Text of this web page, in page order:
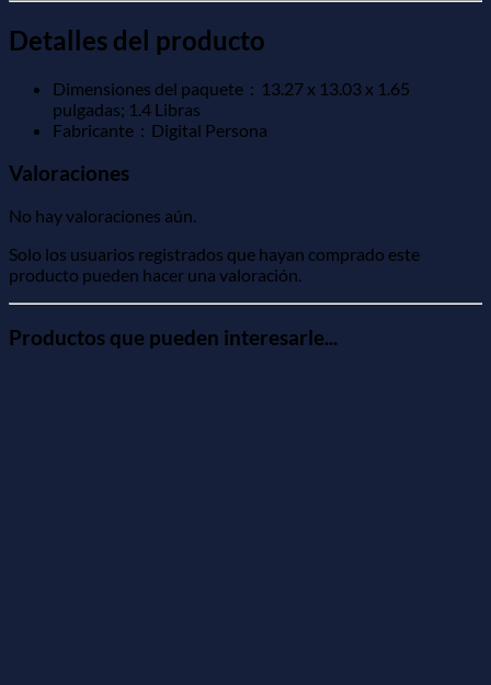
Detalles del producto
Dimensiones del paquete ‏ : ‎ 13.27 x 13.03 x 1.65
pulgadas; 1.4 Libras
Fabricante ‏ : ‎ Digital Persona
Valoraciones
No hay valoraciones aún.
Solo los usuarios registrados que hayan comprado este
producto pueden hacer una valoración.
Productos que pueden interesarle...